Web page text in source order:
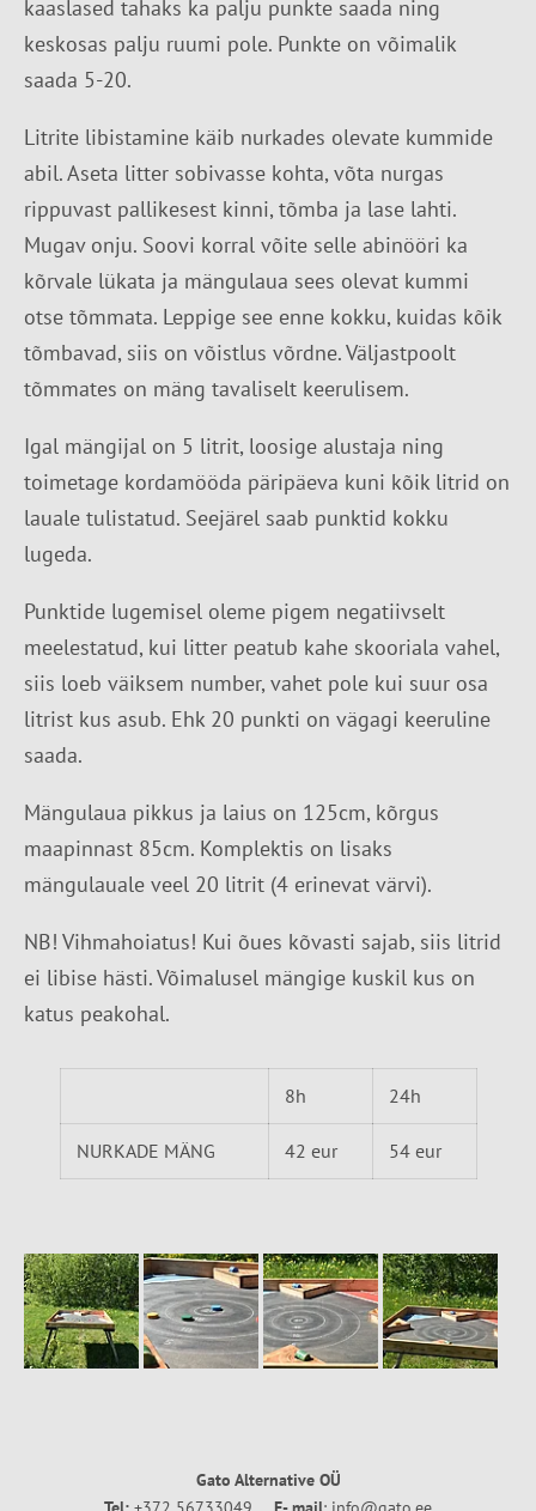
kaaslased tahaks ka palju punkte saada ning
keskosas palju ruumi pole. Punkte on võimalik
saada 5-20.
Litrite libistamine käib nurkades olevate kummide
abil. Aseta litter sobivasse kohta, võta nurgas
rippuvast pallikesest kinni, tõmba ja lase lahti.
Mugav onju. Soovi korral võite selle abinööri ka
kõrvale lükata ja mängulaua sees olevat kummi
otse tõmmata. Leppige see enne kokku, kuidas kõik
tõmbavad, siis on võistlus võrdne. Väljastpoolt
tõmmates on mäng tavaliselt keerulisem.
Igal mängijal on 5 litrit, loosige alustaja ning
toimetage kordamööda päripäeva kuni kõik litrid on
lauale tulistatud. Seejärel saab punktid kokku
lugeda.
Punktide lugemisel oleme pigem negatiivselt
meelestatud, kui litter peatub kahe skooriala vahel,
siis loeb väiksem number, vahet pole kui suur osa
litrist kus asub. Ehk 20 punkti on vägagi keeruline
saada.
Mängulaua pikkus ja laius on 125cm, kõrgus
maapinnast 85cm. Komplektis on lisaks
mängulauale veel 20 litrit (4 erinevat värvi).
NB! Vihmahoiatus! Kui õues kõvasti sajab, siis litrid
ei libise hästi. Võimalusel mängige kuskil kus on
katus peakohal.
8h 24h
NURKADE MÄNG 42 eur 54 eur
Gato Alternative OÜ